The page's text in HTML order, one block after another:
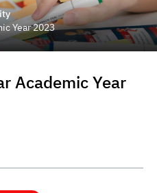
Year 2023
Academic Year